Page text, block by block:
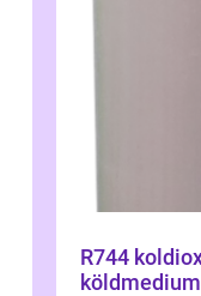
R744 koldioxid som framtidens
köldmedium